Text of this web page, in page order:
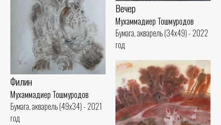
Вечер
Мухаммадиер Тошмуродов
Бумага, акварель (34x49) - 2022
год
Филин
Мухаммадиер Тошмуродов
Бумага, акварель (49x34) - 2021
год